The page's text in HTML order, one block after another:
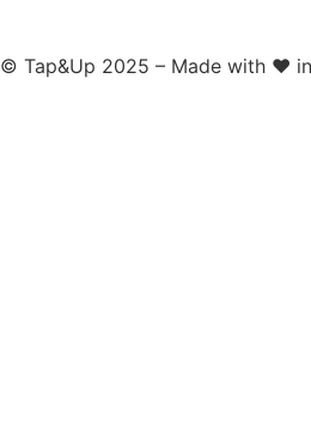
© Tap&Up 2025 – Made with ❤️